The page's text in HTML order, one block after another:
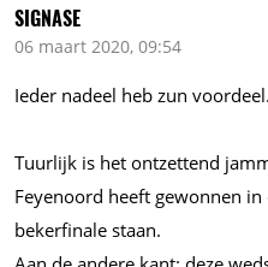
SIGNASE
06 maart 2020, 09:54
Ieder nadeel heb zun
Tuurlijk is het ontzettend
Feyenoord heeft gewonnen
bekerfinale staan.